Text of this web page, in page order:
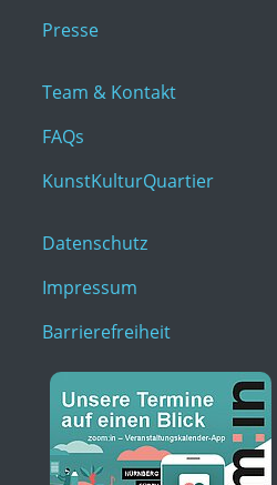
Presse
Team & Kontakt
FAQs
KunstKulturQuartier
Datenschutz
Impressum
Barrierefreiheit